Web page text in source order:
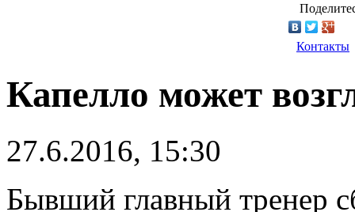
Контакты
Капелло может
27.6.2016, 15:30
Бывший главный тренер